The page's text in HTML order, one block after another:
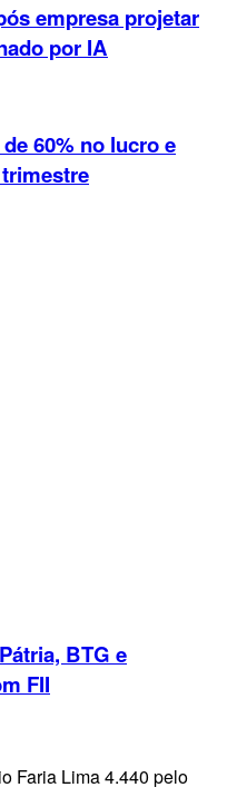
empresa projetar
por IA
60% no lucro e
trimestre
BTG e
FII
Faria Lima 4.440 pelo